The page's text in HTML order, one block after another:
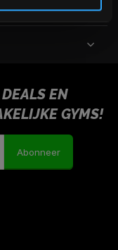
EN
GYMS!
Abonneer